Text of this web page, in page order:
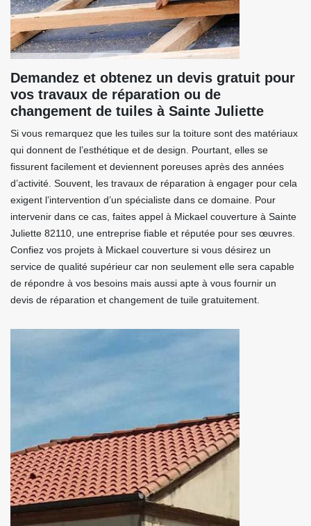
Demandez et obtenez un devis gratuit pour
vos travaux de réparation ou de
changement de tuiles à Sainte Juliette
Si vous remarquez que les tuiles sur la toiture sont des matériaux
qui donnent de l’esthétique et de design. Pourtant, elles se
fissurent facilement et deviennent poreuses après des années
d’activité. Souvent, les travaux de réparation à engager pour cela
exigent l’intervention d’un spécialiste dans ce domaine. Pour
intervenir dans ce cas, faites appel à Mickael couverture à Sainte
Juliette 82110, une entreprise fiable et réputée pour ses œuvres.
Confiez vos projets à Mickael couverture si vous désirez un
service de qualité supérieur car non seulement elle sera capable
de répondre à vos besoins mais aussi apte à vous fournir un
devis de réparation et changement de tuile gratuitement.